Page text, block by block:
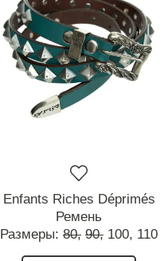
Enfants Riches Déprimés
Ремень
Размеры: 80, 90, 100, 110